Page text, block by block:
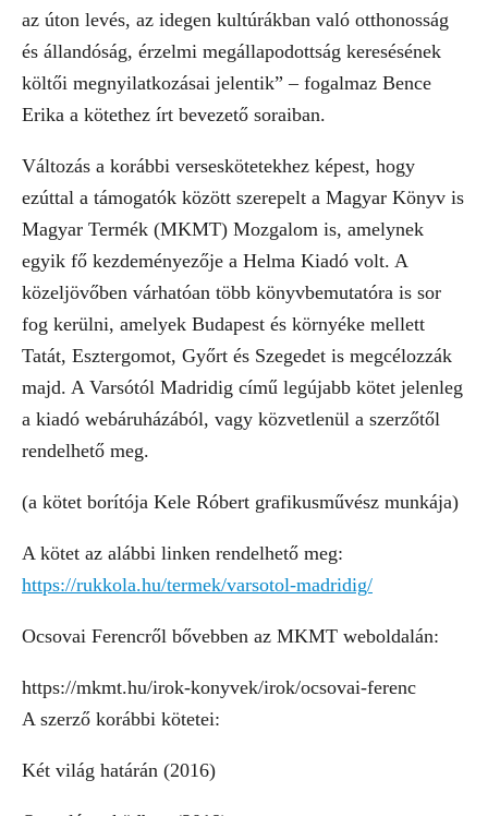
az úton levés, az idegen kultúrákban való otthonosság
és állandóság, érzelmi megállapodottság keresésének
költői megnyilatkozásai jelentik” – fogalmaz Bence
Erika a kötethez írt bevezető soraiban.
Változás a korábbi verseskötetekhez képest, hogy
ezúttal a támogatók között szerepelt a Magyar Könyv is
Magyar Termék (MKMT) Mozgalom is, amelynek
egyik fő kezdeményezője a Helma Kiadó volt. A
közeljövőben várhatóan több könyvbemutatóra is sor
fog kerülni, amelyek Budapest és környéke mellett
Tatát, Esztergomot, Győrt és Szegedet is megcélozzák
majd. A Varsótól Madridig című legújabb kötet jelenleg
a kiadó webáruházából, vagy közvetlenül a szerzőtől
rendelhető meg.
(a kötet borítója Kele Róbert grafikusművész munkája)
A kötet az alábbi linken rendelhető meg:
https://rukkola.hu/termek/varsotol-madridig/
Ocsovai Ferencről bővebben az MKMT weboldalán:
https://mkmt.hu/irok-konyvek/irok/ocsovai-ferenc
A szerző korábbi kötetei:
Két világ határán (2016)